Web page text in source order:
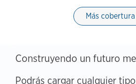
Más cobertura
Construyendo un futuro
Podrás cargar cualquier